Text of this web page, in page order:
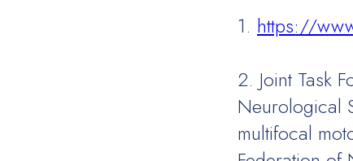
1. https://
2. Joint Task
Neurological
multifocal